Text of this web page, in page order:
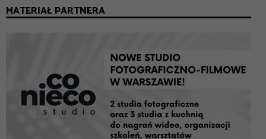
MATERIAŁ PARTNERA